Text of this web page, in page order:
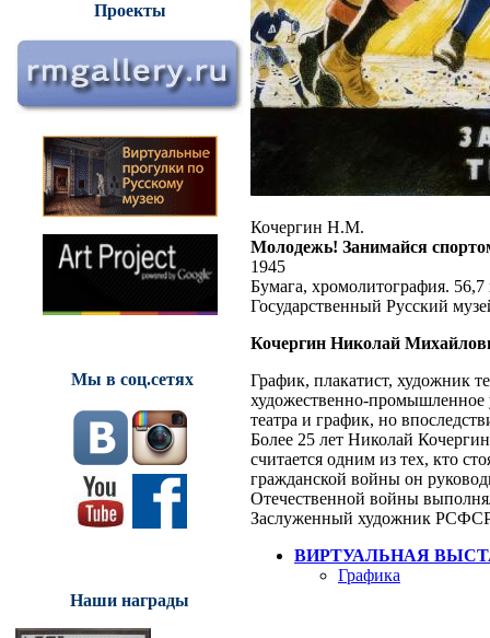
Проекты
Мы в соц.сетях
Наши награды
Кочергин Н.М.
Молодежь! Занимайся
1945
Бумага, хромолитография. 56,7
Государственный Русский
Кочергин Николай
График, плакатист, художник
художественно-промышленное
театра и график, но
Более 25 лет Николай
считается одним из тех, кто
гражданской войны он
Отечественной войны
Заслуженный художник
ВИРТУАЛЬНАЯ
Графика